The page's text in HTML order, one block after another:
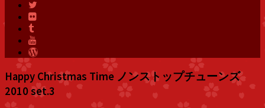
Happy Christmas Time ノンストップチューンズ
2010 set.3